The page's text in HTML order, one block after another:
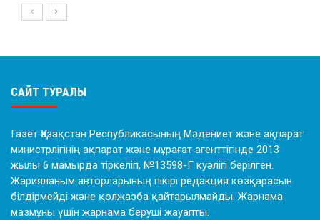
САЙТ ТУРАЛЫ
Газет Қазақстан Республикасының Мәдениет және ақпарат
министрлігінің ақпарат және мұрағат агенттігінде 2013
жылы 6 мамырда тіркеліп, №13598-Г куәлігі берілген.
Жарияланым авторларының пікірі редакция көзқарасын
білдірмейді және қолжазба қайтарылмайды. Жарнама
мазмұны үшін жарнама беруші жауапты.